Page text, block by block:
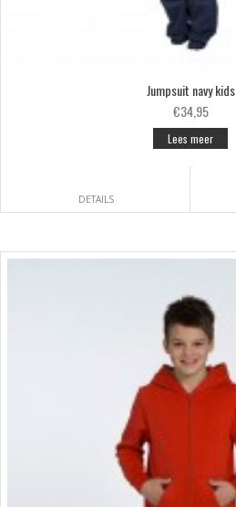
Jumpsuit navy kids
€34,95
Lees meer
DETAILS